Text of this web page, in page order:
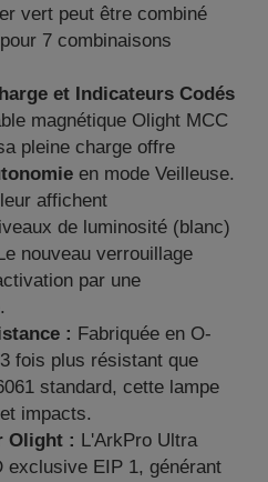
vert peut être combiné
7 combinaisons
et Indicateurs Codés
magnétique Olight MCC
pleine charge offre
en mode Veilleuse.
affichent
de luminosité (blanc)
nouveau verrouillage
par une
: Fabriquée en O-
fois plus résistant que
standard, cette lampe
impacts.
Olight : L'ArkPro Ultra
exclusive EIP 1, générant